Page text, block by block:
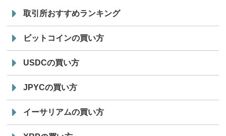
取引所おすすめランキング
ビットコインの買い方
USDCの買い方
JPYCの買い方
イーサリアムの買い方